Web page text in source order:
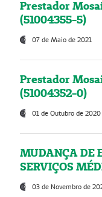
Prestador
(51004355-5)
07 de Maio de 2021
Prestador
(51004352-0)
01 de Outubro de 2020
MUDANÇA DE
SERVIÇOS
03 de Novembro de